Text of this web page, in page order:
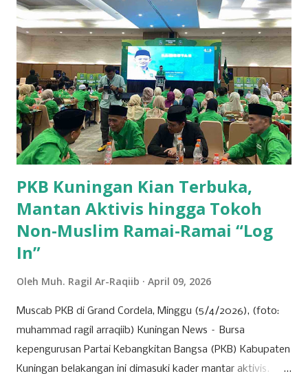
menyumbangkan hampir setengah dari total produksi ubi
jalar di wilayah ini. Kondisi tanah yang subur dan teknik
pertanian yang optimal menjadikan Cilimus sebagai sentra
utama produksi ubi jalar. 2. Kecamatan Cigandamekar
Posisi kedua ditempati oleh Kecamatan Cigandamekar
dengan total produksi mencapai 28.966 ton. Daerah ini
dikenal dengan pertanian yang beragam dan kualitas ubi
jalar yang baik, sehingga mampu bersaing dengan ...
PKB Kuningan Kian Terbuka,
Mantan Aktivis hingga Tokoh
Non-Muslim Ramai-Ramai “Log
In”
Oleh Muh. Ragil Ar-Raqiib April 09, 2026
Muscab PKB di Grand Cordela, Minggu (5/4/2026), (foto:
muhammad ragil arraqiib) Kuningan News – Bursa
kepengurusan Partai Kebangkitan Bangsa (PKB) Kabupaten
Kuningan belakangan ini dimasuki kader mantar aktivis.